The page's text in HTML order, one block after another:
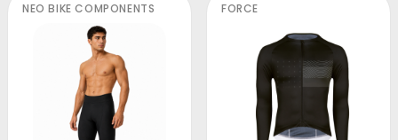
NEO BIKE COMPONENTS FORCE